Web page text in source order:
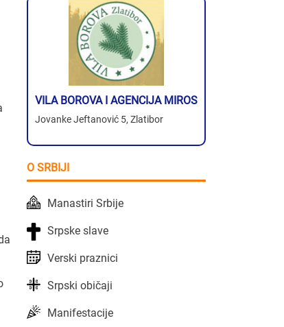
VILA BOROVA I AGENCIJA MIROS
Jovanke Jeftanović 5, Zlatibor
O SRBIJI
Manastiri Srbije
Srpske slave
Verski praznici
Srpski običaji
Manifestacije